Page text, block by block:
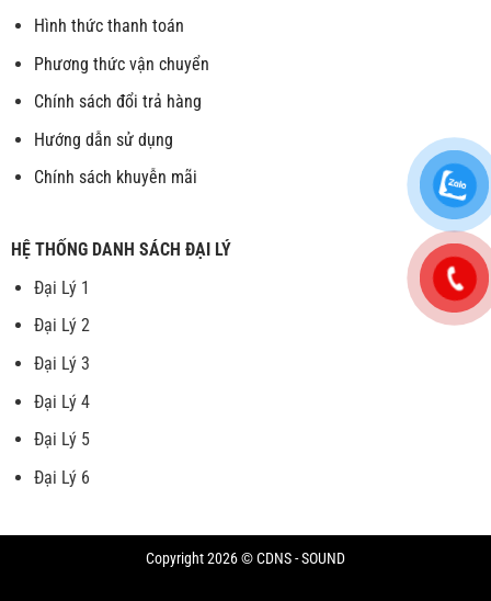
Hình thức thanh toán
Phương thức vận chuyển
Chính sách đổi trả hàng
Hướng dẫn sử dụng
Chính sách khuyễn mãi
HỆ THỐNG DANH SÁCH ĐẠI LÝ
Đại Lý 1
Đại Lý 2
Đại Lý 3
Đại Lý 4
Đại Lý 5
Đại Lý 6
Copyright 2026 © CDNS - SOUND